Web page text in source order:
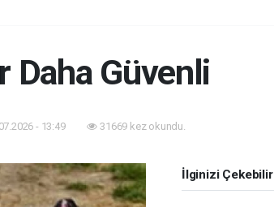
Daha Güvenli
- 13:49 31669 kez okundu.
İlginizi Çekebilir